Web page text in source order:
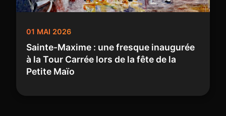
01 MAI 2026
Sainte-Maxime : une fresque inaugurée
à la Tour Carrée lors de la fête de la
Petite Maïo